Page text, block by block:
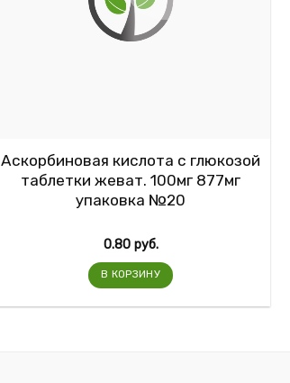
Аскорбиновая кислота с глюкозой
таблетки жеват. 100мг 877мг
упаковка №20
0.80 руб.
В КОРЗИНУ